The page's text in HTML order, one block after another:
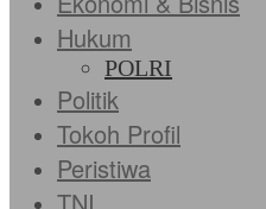
Hukum
POLRI
Politik
Tokoh Profil
Peristiwa